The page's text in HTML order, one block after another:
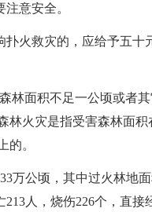
意安全。
火救灾的，应给予五十
林面积不足一公顷或者
林火灾是指受害森林面
的。
万公顷，其中过火林地
人，烧伤226个，直接